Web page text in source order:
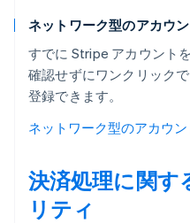
ネットワーク型のアカウ
すでに Stripe アカウント
確認せずにワンクリック
登録できます。
ネットワーク型のアカウ
決済処理に関す
リティ